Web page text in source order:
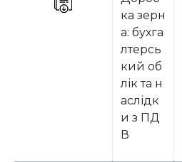
ка зерн
а: бухга
лтерсь
кий об
лік та н
аслідк
и з ПД
В